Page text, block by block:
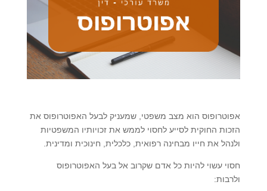
אפוטרופוס הוא מצב משפטי, שמעניק לבעל האפוטרופוס את
הזכות החוקית לסייע לחסוי לממש את זכויותיו המשפטיות
ולנהל את חייו מבחינה רפואית, כלכלית, חינוכית ומדינית.
חסוי עשוי להיות כל אדם שקרוב אל בעל האפוטרופוס
ולרבות: